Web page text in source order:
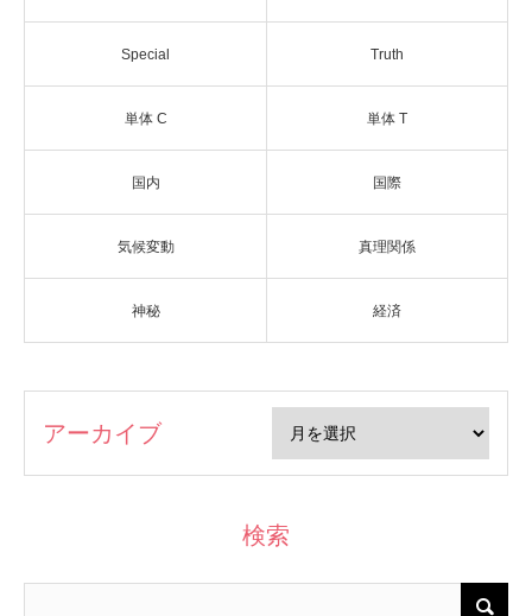
Special Truth
単体 C 単体 T
国内 国際
気候変動 真理関係
神秘 経済
アーカイブ
検索